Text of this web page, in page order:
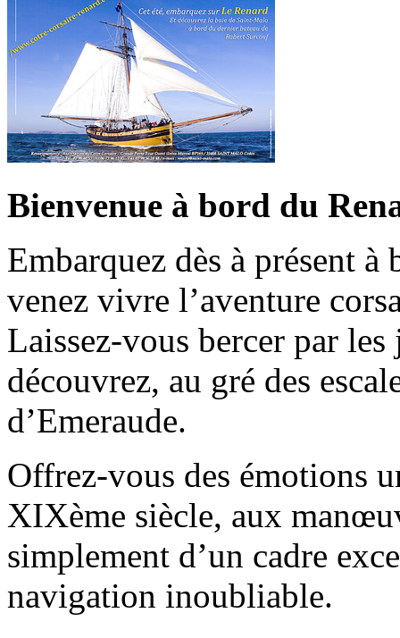
Bienvenue à bord du
Embarquez dès à présent
venez vivre l’aventure
Laissez-vous bercer par
découvrez, au gré des
d’Emeraude.
Offrez-vous des émotions
XIXème siècle, aux
simplement d’un cadre
navigation inoubliable.